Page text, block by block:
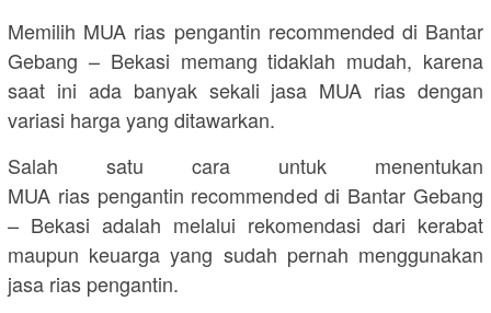
Memilih MUA rias pengantin recommended di Bantar
Gebang – Bekasi memang tidaklah mudah, karena
saat ini ada banyak sekali jasa MUA rias dengan
variasi harga yang ditawarkan.
Salah satu cara untuk menentukan
MUA rias pengantin recommended di Bantar Gebang
– Bekasi adalah melalui rekomendasi dari kerabat
maupun keuarga yang sudah pernah menggunakan
jasa rias pengantin.